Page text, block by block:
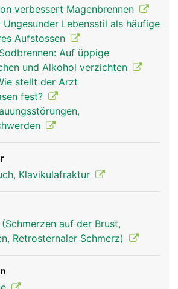
Brustbein Mann
verbessert Magenbrennen
Ungesunder Lebensstil als häufige
Aufstossen
Auf üppige
und Alkohol verzichten
stellt der Arzt
fest?
Klavikulafraktur
auf der Brust,
Retrosternaler Schmerz)